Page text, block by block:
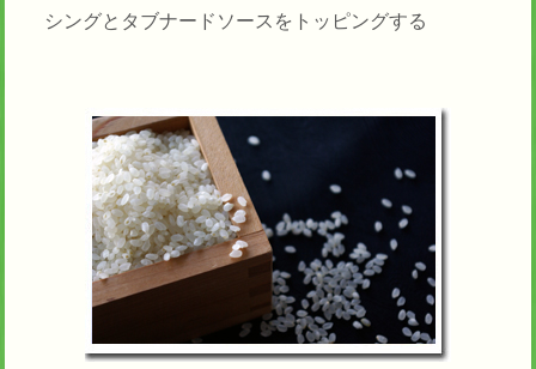
シングとタブナードソースをトッピングする